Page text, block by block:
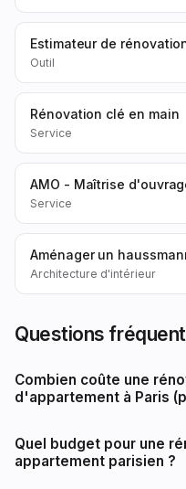
Estimateur de
Outil
Rénovation clé en main
Service
AMO - Maîtrise
Service
Aménager un
Architecture d'intérieur
Questions
Combien coûte une
d'appartement à Paris
Quel budget pour une
appartement parisien ?